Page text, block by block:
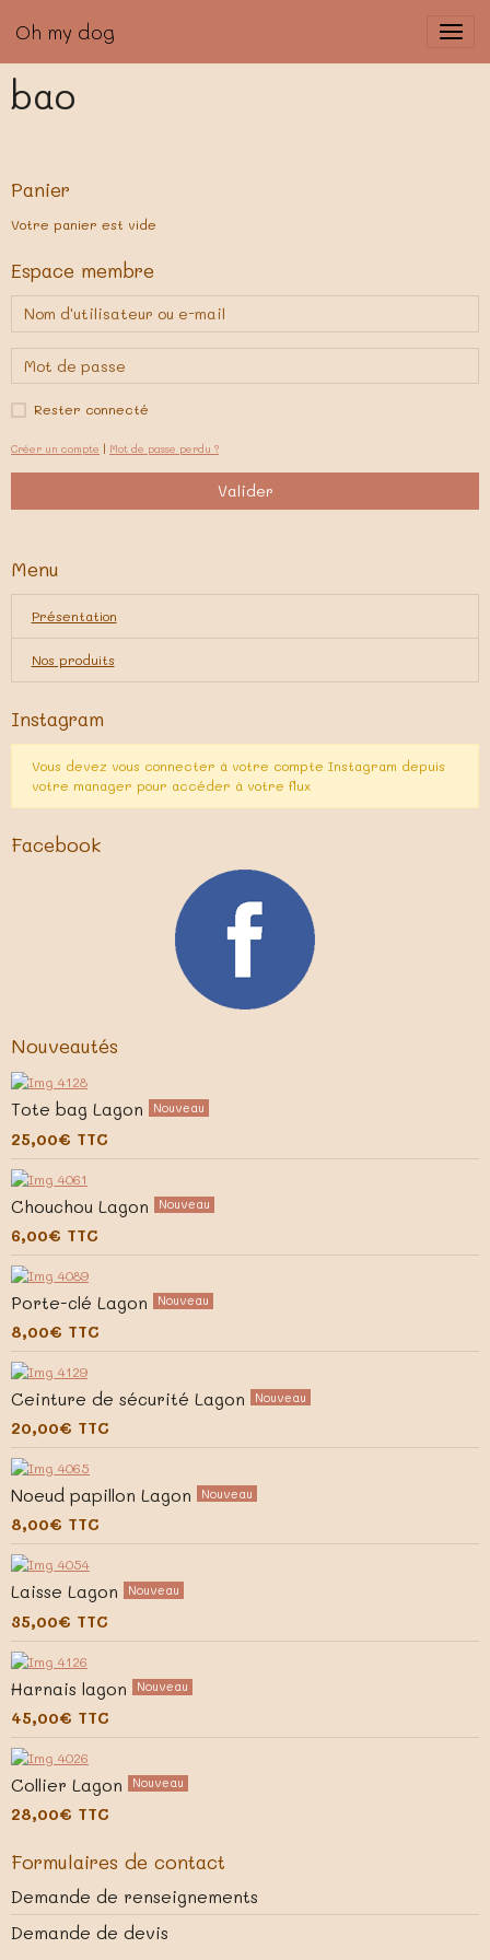
Oh my dog
bao
Panier
Votre panier est vide
Espace membre
Rester connecté
Créer un compte | Mot de passe perdu ?
Valider
Menu
Présentation
Nos produits
Instagram
Vous devez vous connecter à votre compte Instagram depuis
votre manager pour accéder à votre flux
Facebook
Nouveautés
Tote bag Lagon Nouveau
25,00€ TTC
Chouchou Lagon Nouveau
6,00€ TTC
Porte-clé Lagon Nouveau
8,00€ TTC
Ceinture de sécurité Lagon Nouveau
20,00€ TTC
Noeud papillon Lagon Nouveau
8,00€ TTC
Laisse Lagon Nouveau
35,00€ TTC
Harnais lagon Nouveau
45,00€ TTC
Collier Lagon Nouveau
28,00€ TTC
Formulaires de contact
Demande de renseignements
Demande de devis